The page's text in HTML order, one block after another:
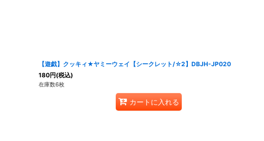
【遊戯】クッキィ★ヤミーウェイ【シークレット/☆2】DBJH-JP020
180円(税込)
在庫数6枚
カートに入れる